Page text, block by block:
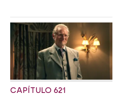
CAPÍTULO 621